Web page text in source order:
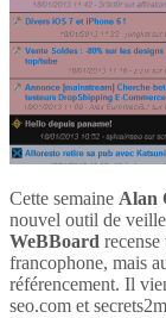
Cette semaine Alan
nouvel outil de
WeBBoard
francophone, mais
référencement. Il
seo.com et